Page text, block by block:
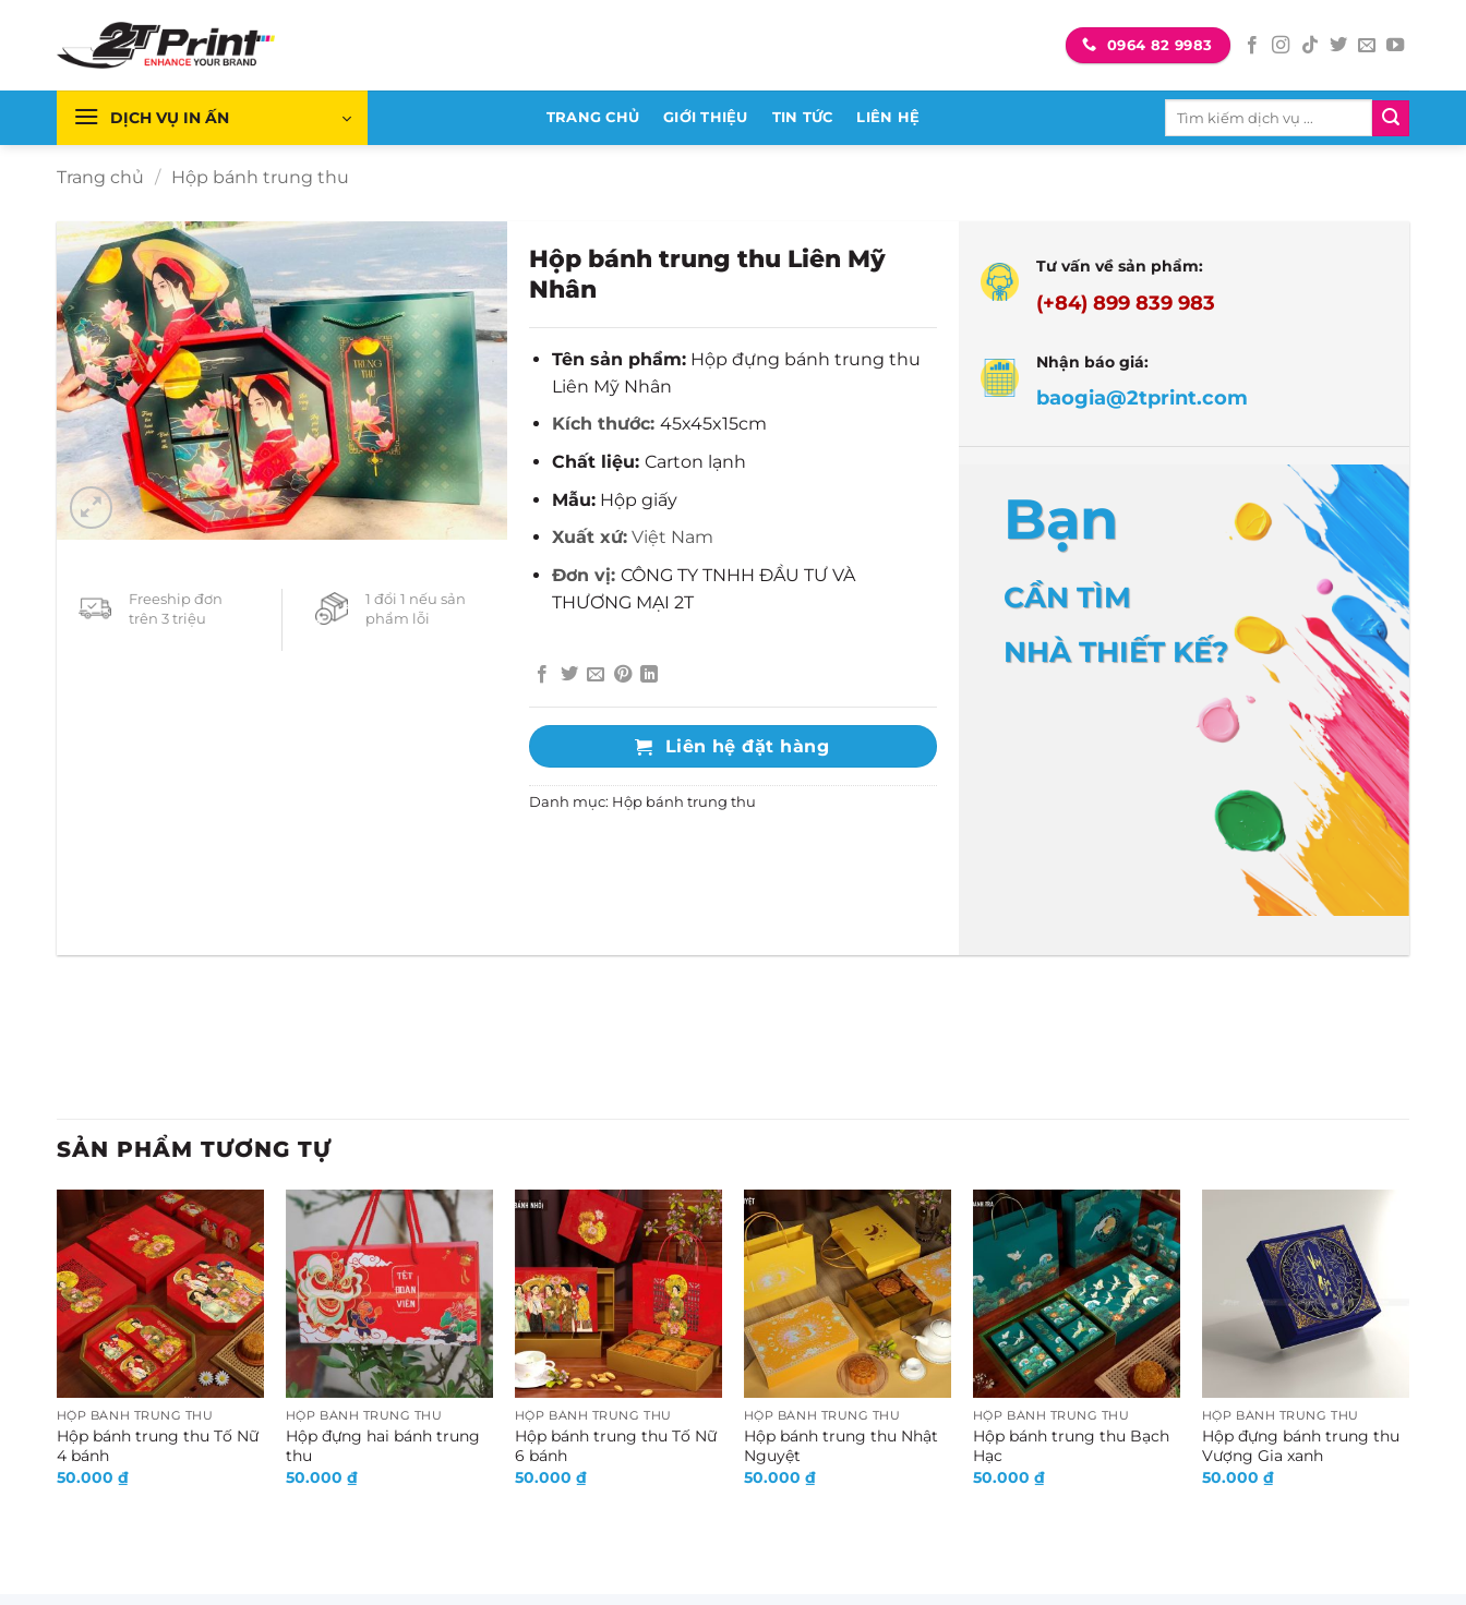
dung
0964 82 9983
DỊCH VỤ IN ẤN TRANG CHỦ GIỚI THIỆU TIN TỨC LIÊN HỆ
Tìm
Trang chủ / Hộp bánh trung thu
Freeship đơn
trên 3 triệu
1 đổi 1 nếu sản
phẩm lỗi
Hộp bánh trung thu Liên Mỹ
Nhân
Tên sản phẩm: Hộp đựng bánh trung thu
Liên Mỹ Nhân
Kích thước:45x45x15cm
Chất liệu:Carton lạnh
Mẫu: Hộp giấy
Xuất xứ: Việt Nam
Đơn vị:CÔNG TY TNHH ĐẦU TƯ VÀ
THƯƠNG MẠI 2T
Liên hệ đặt hàng
Danh mục: Hộp bánh trung thu
Tư vấn về sản phẩm:
(+84) 899 839 983
Nhận báo giá:
baogia@2tprint.com
Bạn
CẦN TÌM
NHÀ THIẾT KẾ?
SẢN PHẨM TƯƠNG TỰ
HỘP BÁNH TRUNG THU
Hộp bánh trung thu Tố Nữ
4 bánh
50.000 ₫
HỘP BÁNH TRUNG THU
Hộp đựng hai bánh trung
thu
50.000 ₫
HỘP BÁNH TRUNG THU
Hộp bánh trung thu Tố Nữ
6 bánh
50.000 ₫
HỘP BÁNH TRUNG THU
Hộp bánh trung thu Nhật
Nguyệt
50.000 ₫
HỘP BÁNH TRUNG THU
Hộp bánh trung thu Bạch
Hạc
50.000 ₫
HỘP BÁNH TRUNG THU
Hộp đựng bánh trung thu
Vượng Gia xanh
50.000 ₫